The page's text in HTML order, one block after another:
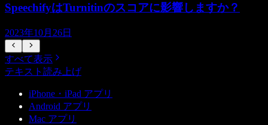
SpeechifyはTurnitinのスコアに影響しますか？
2023年10月26日
すべて表示
テキスト読み上げ
iPhone・iPad アプリ
Android アプリ
Mac アプリ